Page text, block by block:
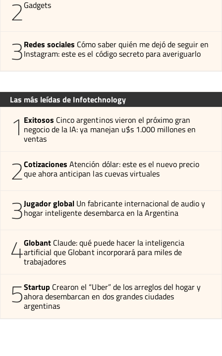
2Gadgets
3Redes sociales Cómo saber quién me dejó de seguir en
Instagram: este es el código secreto para averiguarlo
Las más leídas de Infotechnology
1 Exitosos Cinco argentinos vieron el próximo gran
negocio de la IA: ya manejan u$s 1.000 millones en
ventas
2Cotizaciones Atención dólar: este es el nuevo precio
que ahora anticipan las cuevas virtuales
3Jugador global Un fabricante internacional de audio y
hogar inteligente desembarca en la Argentina
4Globant Claude: qué puede hacer la inteligencia
artificial que Globant incorporará para miles de
trabajadores
5Startup Crearon el “Uber” de los arreglos del hogar y
ahora desembarcan en dos grandes ciudades
argentinas